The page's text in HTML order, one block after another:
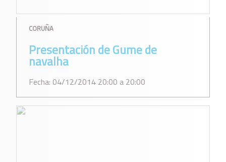
CORUÑA
Presentación de Gume de
navalha
Fecha: 04/12/2014 20:00 a 20:00